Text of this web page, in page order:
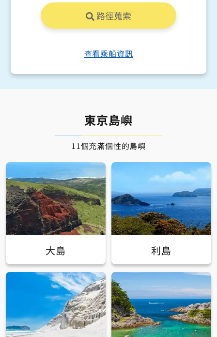
路徑蒐索
查看乘船資訊
東京島嶼
11個充滿個性的島嶼
大島 利島